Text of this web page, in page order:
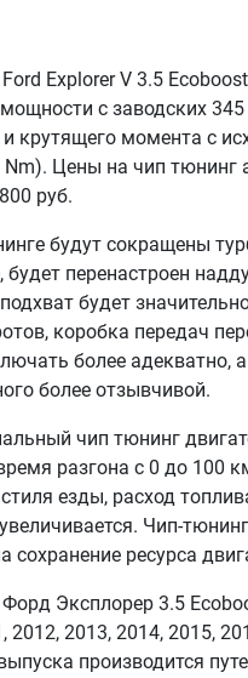
Explorer V 3.5
с заводских
и крутящего момента с
Цены на чип тюнинг
руб.
будут сокращены
будет перенастроен
будет
коробка передач
более адекватно,
более отзывчивой.
чип тюнинг
разгона с 0 до 100
езды, расход
Чип-
сохранение ресурса
Эксплорер 3.5
2012, 2013, 2014, 2015,
производится